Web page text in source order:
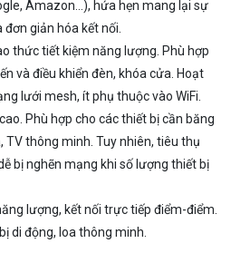
Amazon…), hứa hẹn mang lại sự
giản hóa kết nối.
thức tiết kiệm năng lượng. Phù hợp
và điều khiển đèn, khóa cửa. Hoạt
lưới mesh, ít phụ thuộc vào WiFi.
Phù hợp cho các thiết bị cần băng
thông minh. Tuy nhiên, tiêu thụ
bị nghẽn mạng khi số lượng thiết bị
lượng, kết nối trực tiếp điểm-điểm.
di động, loa thông minh.